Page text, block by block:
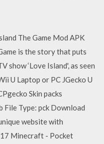
The Game Mod APK
is the story that puts
show ‘Love Island', as seen
U Laptop or PC JGecko U
Skin packs
File Type: pck Download
website with
Minecraft - Pocket